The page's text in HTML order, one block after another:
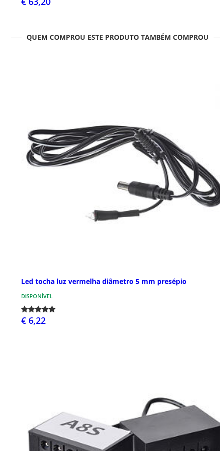
QUEM COMPROU ESTE PRODUTO TAMBÉM COMPROU
Led tocha luz vermelha diâmetro 5 mm presépio
DISPONÍVEL
€ 6,22